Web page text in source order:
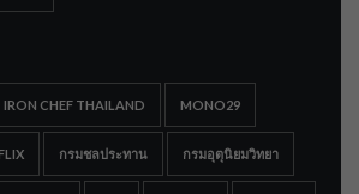
IRON CHEF THAILAND MONO29
กรมชลประทาน กรมอุตุนิยมวิทยา